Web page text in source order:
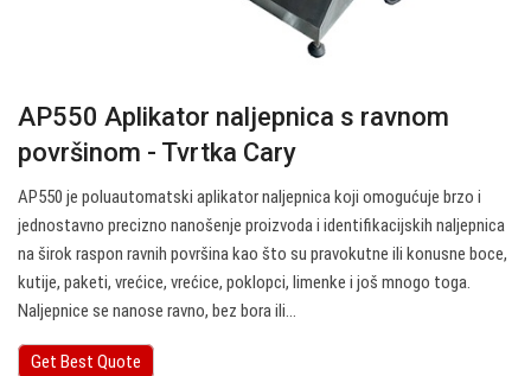
AP550 Aplikator naljepnica s ravnom
površinom - Tvrtka Cary
AP550 je poluautomatski aplikator naljepnica koji omogućuje brzo i
jednostavno precizno nanošenje proizvoda i identifikacijskih naljepnica
na širok raspon ravnih površina kao što su pravokutne ili konusne boce,
kutije, paketi, vrećice, vrećice, poklopci, limenke i još mnogo toga.
Naljepnice se nanose ravno, bez bora ili…
Get Best Quote